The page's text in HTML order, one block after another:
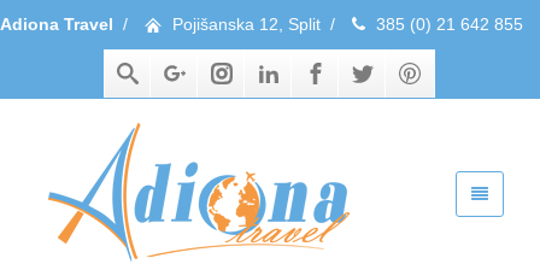
Adiona Travel / Pojišanska 12, Split / 385 (0) 21 642 855